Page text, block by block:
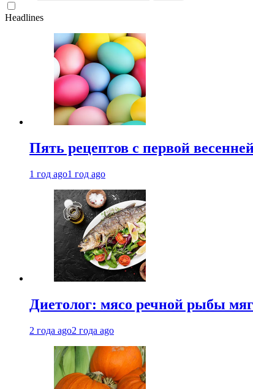
Headlines
Пять рецептов с первой
1 год ago1 год ago
Диетолог: мясо речной рыбы
2 года ago2 года ago